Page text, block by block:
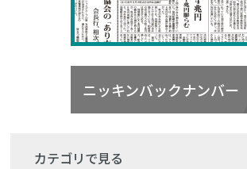
ニッキンバックナンバー
カテゴリで見る